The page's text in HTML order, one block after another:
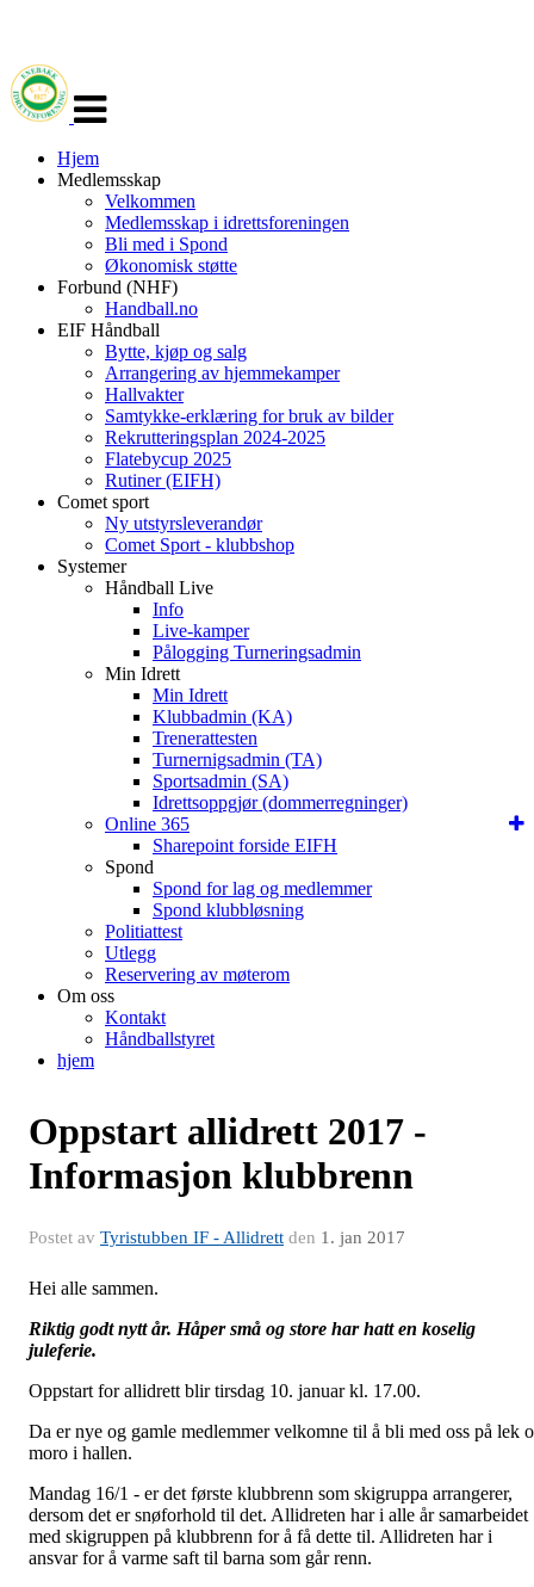
navigasjon
Hjem
Medlemsskap
Velkommen
Medlemsskap i idrettsforeningen
Bli med i Spond
Økonomisk støtte
Forbund (NHF)
Handball.no
EIF Håndball
Bytte, kjøp og salg
Arrangering av hjemmekamper
Hallvakter
Samtykke-erklæring for bruk av bilder
Rekrutteringsplan 2024-2025
Flatebycup 2025
Rutiner (EIFH)
Comet sport
Ny utstyrsleverandør
Comet Sport - klubbshop
Systemer
Håndball Live
Info
Live-kamper
Pålogging Turneringsadmin
Min Idrett
Min Idrett
Klubbadmin (KA)
Trenerattesten
Turnernigsadmin (TA)
Sportsadmin (SA)
Idrettsoppgjør (dommerregninger)
Online 365
Sharepoint forside EIFH
Spond
Spond for lag og medlemmer
Spond klubbløsning
Politiattest
Utlegg
Reservering av møterom
Om oss
Kontakt
Håndballstyret
hjem
Oppstart allidrett 2017 -
Informasjon klubbrenn
Postet av Tyristubben IF - Allidrett den 1. jan 2017
Hei alle sammen.
Riktig godt nytt år. Håper små og store har hatt en koselig
juleferie.
Oppstart for allidrett blir tirsdag 10. januar kl. 17.00.
Da er nye og gamle medlemmer velkomne til å bli med oss på lek
moro i hallen.
Mandag 16/1 - er det første klubbrenn som skigruppa arrangerer,
dersom det er snøforhold til det. Allidreten har i alle år samarbeidet
med skigruppen på klubbrenn for å få dette til. Allidreten har i
ansvar for å varme saft til barna som går renn.